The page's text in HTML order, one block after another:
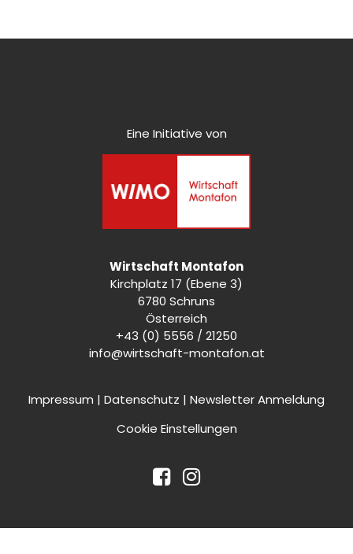
Eine Initiative von
Wirtschaft Montafon
Kirchplatz 17 (Ebene 3)
6780 Schruns
Österreich
+43 (0) 5556 / 21250
info@wirtschaft-montafon.at
Impressum | Datenschutz | Newsletter Anmeldung
Cookie Einstellungen